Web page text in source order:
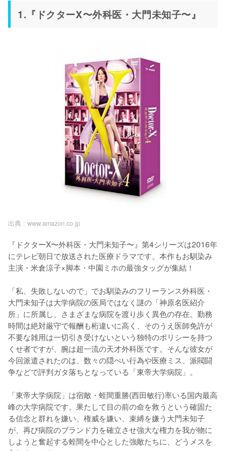
1.『ドクターX〜外科医・大門未知子〜』
出典 : www.amazon.co.jp
『ドクターX〜外科医・大門未知子〜』第4シリーズは2016年
にテレビ朝日で放送された医療ドラマです。本作もお馴染み
主演・米倉涼子×脚本・中園ミホの最強タッグが集結！
「私、失敗しないので」でお馴染みのフリーランス外科医・
大門未知子は大学病院の医局ではなく謎の「神原名医紹介
所」に所属し、さまざまな病院を渡り歩く異色の存在。勤務
時間は絶対厳守で報酬も桁違いに高く、そのうえ医師免許が
不要な雑用は一切引き受けないという独特のポリシーを持つ
くせ者ですが、腕は超一流の天才外科医です。そんな彼女が
今回派遣されたのは、数々の隠ぺい行為や医療ミス、派閥闘
争などで評判ガタ落ちとなっている「東帝大学病院」。
「東帝大学病院」は宿敵・蛭間重勝(西田敏行)率いる国内最高
峰の大学病院です。果たして目の前の命を救うという確固た
る信念と群れを嫌い、権威を嫌い、束縛を嫌う大門未知子
が、再び病院のブランド力を確立させ強大な権力を我が物に
しようと奮起する蛭間を中心とした強敵たちに、どうメスを